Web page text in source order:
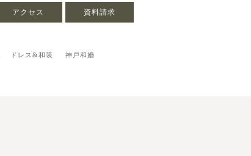
資料請求
アクセス
ドレス&和装 神戸和婚